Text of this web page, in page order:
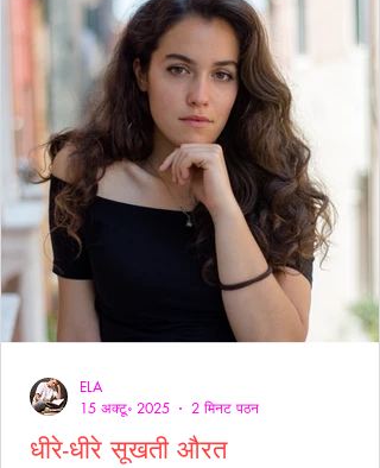
धीरे-धीरे सूखती औरत
ELA
15 अक्टू॰ 2025
2 मिनट पठन